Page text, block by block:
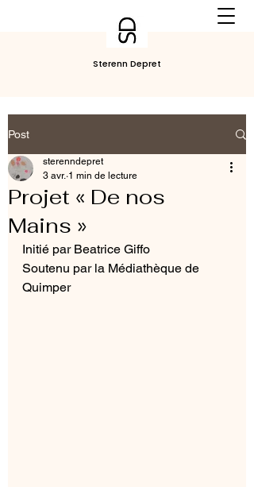
Sterenn Depret
Post
Projet « De nos
Mains »
sterenndepret
3 avr. 1 min de lecture
Initié par Beatrice Giffo
Soutenu par la Médiathèque de
Quimper